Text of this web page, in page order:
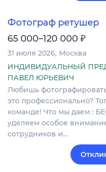
Фотограф ретушер
65 000–120 000 ₽
31 июля 2026 Москва
ИНДИВИДУАЛЬНЫЙ
ПАВЕЛ ЮРЬЕВИЧ
Любишь
это профессионально?
команде! Что мы даем :
уделяем особое
сотрудников и…